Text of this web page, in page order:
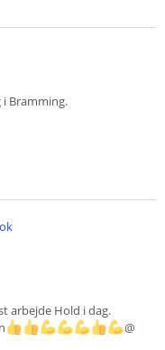
Bramming.
arbejde Hold i dag.
@